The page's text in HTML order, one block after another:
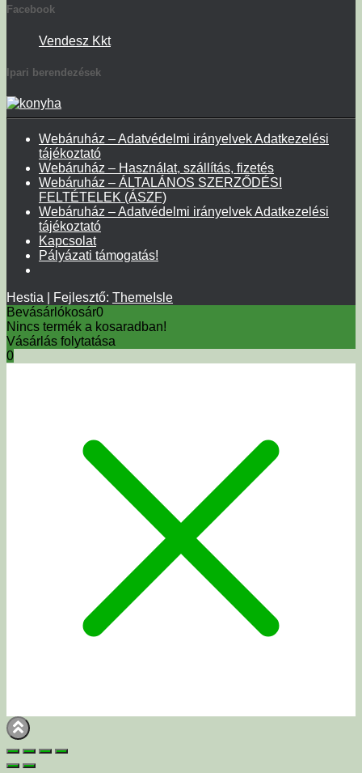
Facebook
Vendesz Kkt
Ipari berendezések
Webáruház – Adatvédelmi irányelvek Adatkezelési
tájékoztató
Webáruház – Használat, szállítás, fizetés
Webáruház – ÁLTALÁNOS SZERZŐDÉSI
FELTÉTELEK (ÁSZF)
Webáruház – Adatvédelmi irányelvek Adatkezelési
tájékoztató
Kapcsolat
Pályázati támogatás!
Hestia | Fejlesztő: ThemeIsle
Bevásárlókosár0
Nincs termék a kosaradban!
Vásárlás folytatása
0